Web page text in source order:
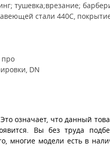
тушевка;врезание;
стали 440C,
DN
Это означает, что данный
Вы без труда
многие модели есть в